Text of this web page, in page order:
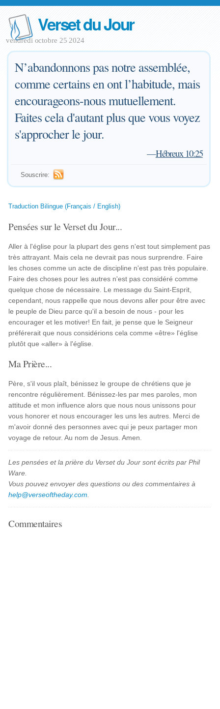
Verset du Jour
vendredi octobre 25 2024
N’abandonnons pas notre assemblée,
comme certains en ont l’habitude, mais
encourageons-nous mutuellement.
Faites cela d'autant plus que vous voyez
s'approcher le jour.
—Hébreux 10:25
Souscrire:
Traduction Bilingue (Français / English)
Pensées sur le Verset du Jour...
Aller à l'église pour la plupart des gens n'est tout simplement pas
très attrayant. Mais cela ne devrait pas nous surprendre. Faire
les choses comme un acte de discipline n'est pas très populaire.
Faire des choses pour les autres n'est pas considéré comme
quelque chose de nécessaire. Le message du Saint-Esprit,
cependant, nous rappelle que nous devons aller pour être avec
le peuple de Dieu parce qu'il a besoin de nous - pour les
encourager et les motiver! En fait, je pense que le Seigneur
préférerait que nous considérions cela comme «être» l'église
plutôt que «aller» à l'église.
Ma Prière...
Père, s'il vous plaît, bénissez le groupe de chrétiens que je
rencontre régulièrement. Bénissez-les par mes paroles, mon
attitude et mon influence alors que nous nous unissons pour
vous honorer et nous encourager les uns les autres. Merci de
m'avoir donné des personnes avec qui je peux partager mon
voyage de retour. Au nom de Jesus. Amen.
Les pensées et la prière du Verset du Jour sont écrits par Phil
Ware.
Vous pouvez envoyer des questions ou des commentaires à
help@verseoftheday.com
Commentaires